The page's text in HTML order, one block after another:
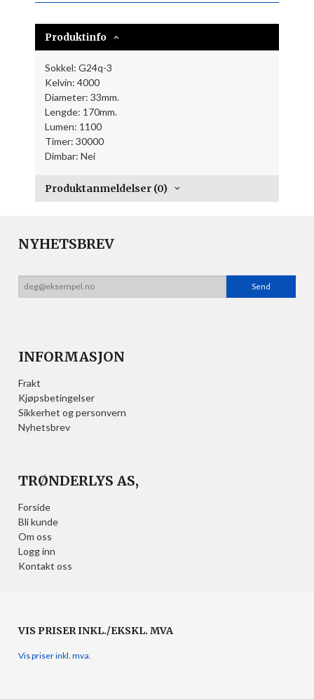
Produktinfo
Sokkel: G24q-3
Kelvin: 4000
Diameter: 33mm.
Lengde: 170mm.
Lumen: 1100
Timer: 30000
Dimbar: Nei
Produktanmeldelser (0)
NYHETSBREV
INFORMASJON
Frakt
Kjøpsbetingelser
Sikkerhet og personvern
Nyhetsbrev
TRØNDERLYS AS,
Forside
Bli kunde
Om oss
Logg inn
Kontakt oss
VIS PRISER INKL./EKSKL. MVA
Vis priser inkl. mva.